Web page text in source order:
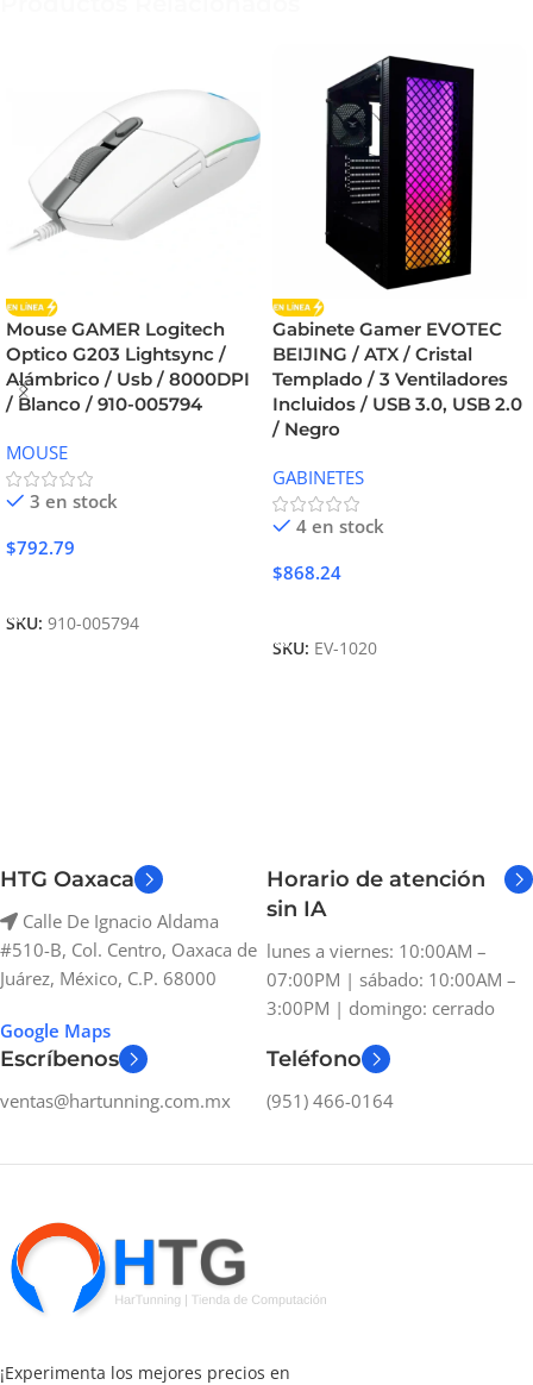
Mouse GAMER Logitech
Optico G203 Lightsync /
Alámbrico / Usb / 8000DPI
/ Blanco / 910-005794
MOUSE
3 en stock
$792.79
SKU: 910-005794
Gabinete Gamer EVOTEC
BEIJING / ATX / Cristal
Templado / 3 Ventiladores
Incluidos / USB 3.0, USB 2.0
/ Negro
GABINETES
4 en stock
$868.24
SKU: EV-1020
HTG Oaxaca
Calle De Ignacio Aldama
#510-B, Col. Centro, Oaxaca de
Juárez, México, C.P. 68000
Google Maps
Horario de atención
sin IA
lunes a viernes: 10:00AM –
07:00PM | sábado: 10:00AM –
3:00PM | domingo: cerrado
Escríbenos
ventas@hartunning.com.mx
Teléfono
(951) 466-0164
¡Experimenta los mejores precios en